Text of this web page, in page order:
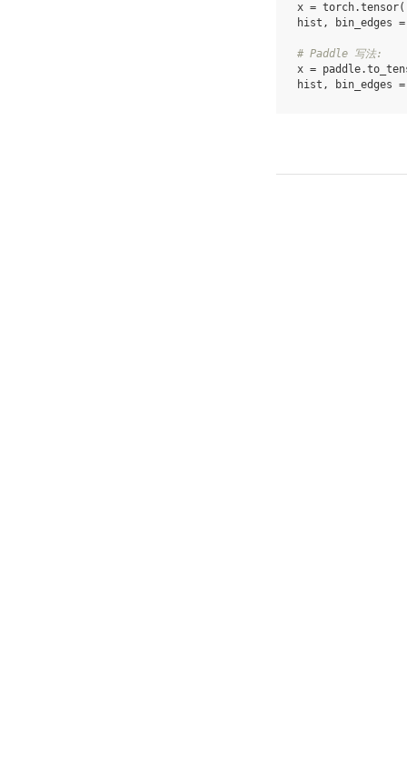
x = torch.tensor
hist , bin_edges =
# Paddle 写法:
x = paddle.
hist , bin_edges =